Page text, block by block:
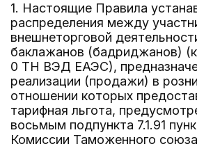
1. Настоящие Правила
распределения между
внешнеторговой
баклажанов (бадриджанов)
0 ТН ВЭД ЕАЭС),
реализации (продажи) в
отношении которых
тарифная льгота,
восьмым подпункта 7.1.91
Комиссии Таможенного